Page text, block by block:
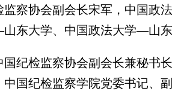
监察协会副会长宋军，中国政
东大学、中国政法大学—山东
检监察协会副会长兼秘书长
中国纪检监察学院党委书记、